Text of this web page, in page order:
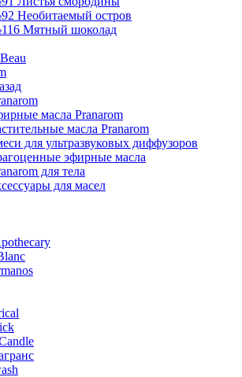
Необитаемый остров
Мятный шоколад
масла Pranarom
масла Pranarom
для ультразвуковых диффузоров
эфирные масла
для тела
для масел